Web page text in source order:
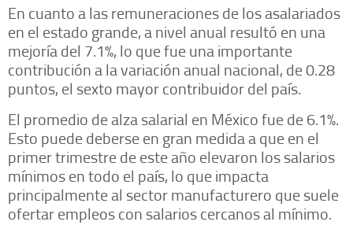
En cuanto a las remuneraciones de los asalariados
en el estado grande, a nivel anual resultó en una
mejoría del 7.1%, lo que fue una importante
contribución a la variación anual nacional, de 0.28
puntos, el sexto mayor contribuidor del país.
El promedio de alza salarial en México fue de 6.1%.
Esto puede deberse en gran medida a que en el
primer trimestre de este año elevaron los salarios
mínimos en todo el país, lo que impacta
principalmente al sector manufacturero que suele
ofertar empleos con salarios cercanos al mínimo.